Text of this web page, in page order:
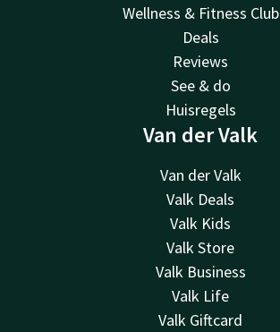
Wellness & Fitness Club
Deals
Reviews
See & do
Huisregels
Van der Valk
Van der Valk
Valk Deals
Valk Kids
Valk Store
Valk Business
Valk Life
Valk Giftcard